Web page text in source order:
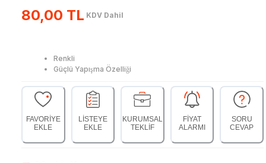
80,00 TL KDV Dahil
Renkli
Güçlü Yapışma Özelliği
FAVORİYE
EKLE
LİSTEYE
EKLE
KURUMSAL
TEKLİF
FİYAT
ALARMI
SORU
CEVAP